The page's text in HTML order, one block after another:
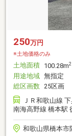
250万円
※土地価格のみ
土地面積 100.28m2
用途地域 無指定
総区画数 25区画
ＪＲ和歌山線
南海高野線 橋本駅
和歌山県橋本市